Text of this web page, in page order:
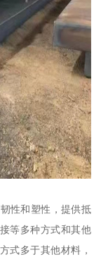
性和塑性，提供抵
等多种方式和其他
式多于其他材料，